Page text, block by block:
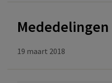
Mededelingen
19 maart 2018